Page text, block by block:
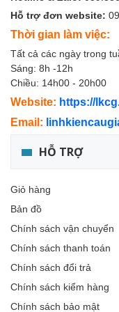
Hỗ trợ đơn website:
Thời gian làm việc:
Tất cả các ngày trong
Sáng: 8h -12h
Chiều: 14h00 - 20h00
Website: https://
Email:
HỖ TRỢ
Giỏ hàng
Bản đồ
Chính sách vận chuyển
Chính sách thanh toán
Chính sách đổi trả
Chính sách kiểm hàng
Chính sách bảo mật